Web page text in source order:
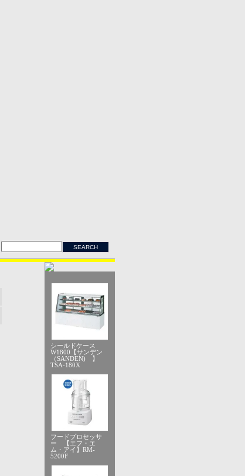
シールドケース
W1800【サンデン
（SANDEN) 】
TSA-180X
フードプロセッサ
ー 【エフ・エ
ム・アイ】RM-
5200F